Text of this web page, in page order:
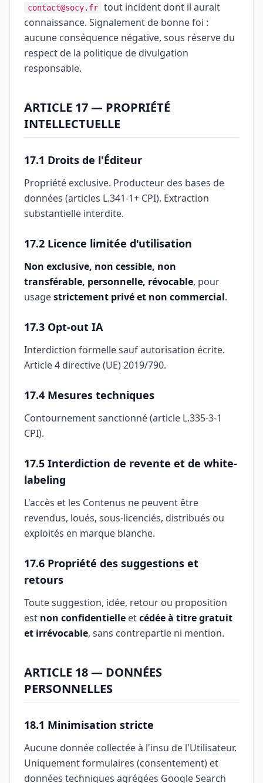
contact@socy.fr
tout incident dont il aurait
connaissance. Signalement de bonne foi :
aucune conséquence négative, sous réserve du
respect de la politique de divulgation
responsable.
ARTICLE 17 — PROPRIÉTÉ
INTELLECTUELLE
17.1 Droits de l'Éditeur
Propriété exclusive. Producteur des bases de
données (articles L.341-1+ CPI). Extraction
substantielle interdite.
17.2 Licence limitée d'utilisation
Non exclusive, non cessible, non
transférable, personnelle, révocable, pour
usagestrictement privé et non commercial.
17.3 Opt-out IA
Interdiction formelle sauf autorisation écrite.
Article 4 directive (UE) 2019/790.
17.4 Mesures techniques
Contournement sanctionné (article L.335-3-1
CPI).
17.5 Interdiction de revente et de white-
labeling
L'accès et les Contenus ne peuvent être
revendus, loués, sous-licenciés, distribués ou
exploités en marque blanche.
17.6 Propriété des suggestions et
retours
Toute suggestion, idée, retour ou proposition
est non confidentielle etcédée à titre gratuit
et irrévocable, sans contrepartie ni mention.
ARTICLE 18 — DONNÉES
PERSONNELLES
18.1 Minimisation stricte
Aucune donnée collectée à l'insu de l'Utilisateur.
Uniquement formulaires (consentement) et
données techniques agrégées Google Search